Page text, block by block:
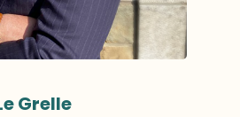
Grelle